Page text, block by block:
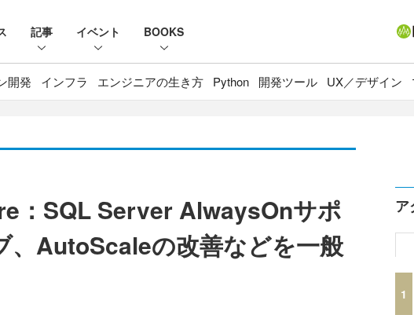
記事 イベント BOOKS
開発 インフラ エンジニアの生き方 Python 開発ツール UX／デザイン
：SQL Server AlwaysOnサポ
、AutoScaleの改善などを一般
ア
1